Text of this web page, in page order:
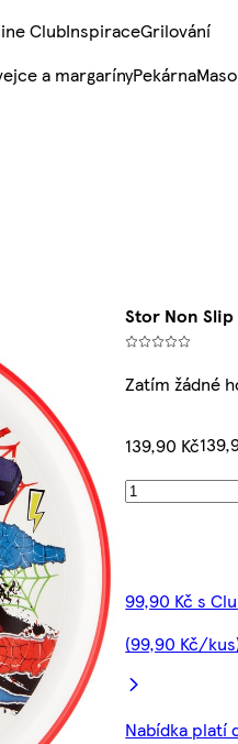
ClubInspiraceGrilování
a margarínyPekárna
Stor Non
Zatím žádné
139,90 Kč
99,90 Kč s
(99,90 Kč/
Nabídka platí